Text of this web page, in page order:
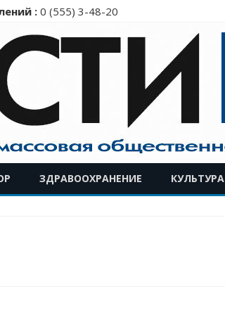
: 0 (555) 3-48-20
к
содержимому
ЗДРАВООХРАНЕНИЕ КУЛЬТУРА